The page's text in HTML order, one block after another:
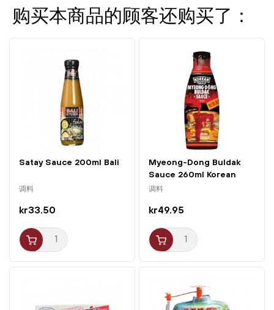
购买本商品的顾客还购买了：
Satay Sauce 200ml Bali
调料
kr33.50
Myeong-Dong Buldak
Sauce 260ml Korean
Street
调料
kr49.95